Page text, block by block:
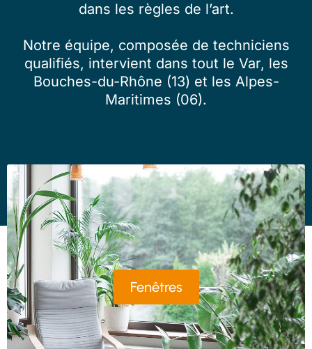
dans les règles de l’art.
Notre équipe, composée de techniciens
qualifiés, intervient dans tout le Var, les
Bouches-du-Rhône (13) et les Alpes-
Maritimes (06).
Fenêtres